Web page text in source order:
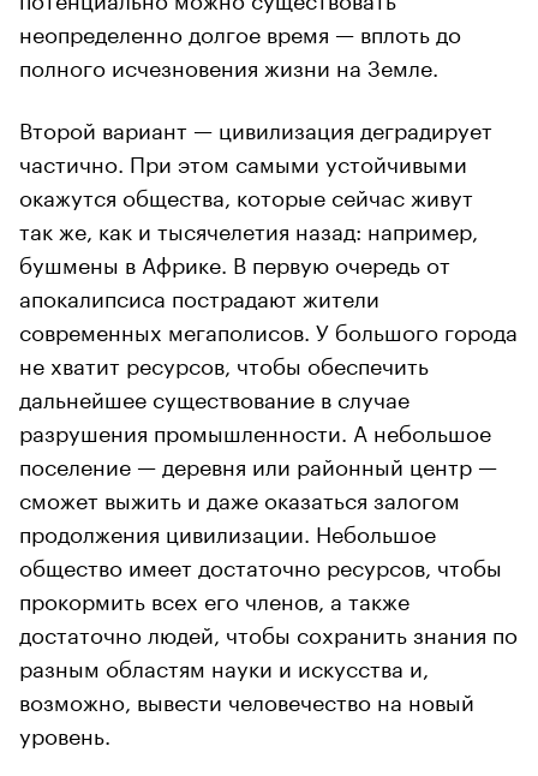
неопределенно долгое время — вплоть до
полного исчезновения жизни на Земле.
Второй вариант — цивилизация деградирует
частично. При этом самыми устойчивыми
окажутся общества, которые сейчас живут
так же, как и тысячелетия назад: например,
бушмены в Африке. В первую очередь от
апокалипсиса пострадают жители
современных мегаполисов. У большого города
не хватит ресурсов, чтобы обеспечить
дальнейшее существование в случае
разрушения промышленности. А небольшое
поселение — деревня или районный центр —
сможет выжить и даже оказаться залогом
продолжения цивилизации. Небольшое
общество имеет достаточно ресурсов, чтобы
прокормить всех его членов, а также
достаточно людей, чтобы сохранить знания по
разным областям науки и искусства и,
возможно, вывести человечество на новый
уровень.